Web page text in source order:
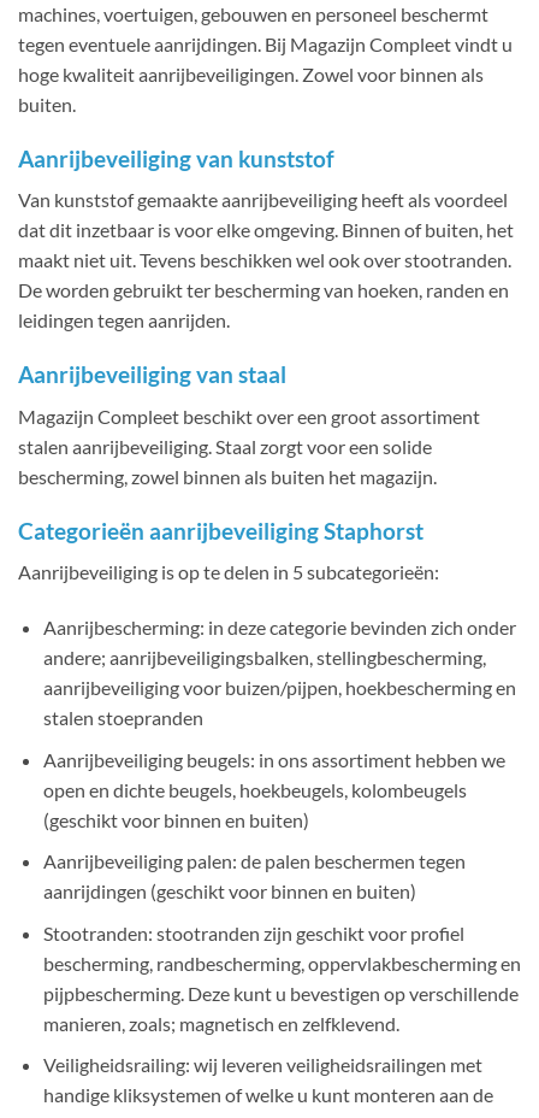
machines, voertuigen, gebouwen en personeel beschermt
tegen eventuele aanrijdingen. Bij Magazijn Compleet vindt u
hoge kwaliteit aanrijbeveiligingen. Zowel voor binnen als
buiten.
Aanrijbeveiliging van kunststof
Van kunststof gemaakte aanrijbeveiliging heeft als voordeel
dat dit inzetbaar is voor elke omgeving. Binnen of buiten, het
maakt niet uit. Tevens beschikken wel ook over stootranden.
De worden gebruikt ter bescherming van hoeken, randen en
leidingen tegen aanrijden.
Aanrijbeveiliging van staal
Magazijn Compleet beschikt over een groot assortiment
stalen aanrijbeveiliging. Staal zorgt voor een solide
bescherming, zowel binnen als buiten het magazijn.
Categorieën aanrijbeveiliging Staphorst
Aanrijbeveiliging is op te delen in 5 subcategorieën:
Aanrijbescherming: in deze categorie bevinden zich onder
andere; aanrijbeveiligingsbalken, stellingbescherming,
aanrijbeveiliging voor buizen/pijpen, hoekbescherming en
stalen stoepranden
Aanrijbeveiliging beugels: in ons assortiment hebben we
open en dichte beugels, hoekbeugels, kolombeugels
(geschikt voor binnen en buiten)
Aanrijbeveiliging palen: de palen beschermen tegen
aanrijdingen (geschikt voor binnen en buiten)
Stootranden: stootranden zijn geschikt voor profiel
bescherming, randbescherming, oppervlakbescherming en
pijpbescherming. Deze kunt u bevestigen op verschillende
manieren, zoals; magnetisch en zelfklevend.
Veiligheidsrailing: wij leveren veiligheidsrailingen met
handige kliksystemen of welke u kunt monteren aan de